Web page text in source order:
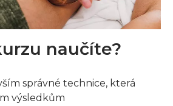
naučíte?
správné technice, která
výsledkům